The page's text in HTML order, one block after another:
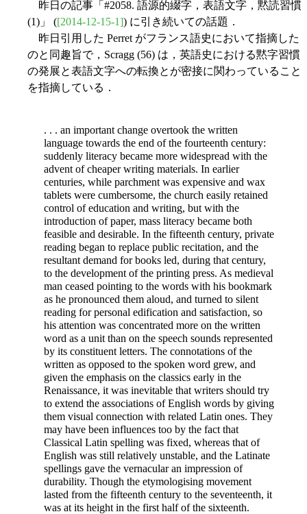
昨日の記事「#2058. 語源的綴字，表語文字，黙読習慣
(1)」 ([2014-12-15-1]) に引き続いての話題．
昨日引用した Perret がフランス語史において指摘した
のと同趣旨で，Scragg (56) は，英語史における黙字習慣
の発展と表語文字への転換とが密接に関わっていること
を指摘している．
. . . an important change overtook the written
language towards the end of the fourteenth century:
suddenly literacy became more widespread with the
advent of cheaper writing materials. In earlier
centuries, while parchment was expensive and wax
tablets were cumbersome, the church easily retained
control of education and writing, but with the
introduction of paper, mass literacy became both
feasible and desirable. In the fifteenth century, private
reading began to replace public recitation, and the
resultant demand for books led, during that century,
to the development of the printing press. As medieval
man ceased pointing to the words with his bookmark
as he pronounced them aloud, and turned to silent
reading for personal edification and satisfaction, so
his attention was concentrated more on the written
word as a unit than on the speech sounds represented
by its constituent letters. The connotations of the
written as opposed to the spoken word grew, and
given the emphasis on the classics early in the
Renaissance, it was inevitable that writers should try
to extend the associations of English words by giving
them visual connection with related Latin ones. They
may have been influences too by the fact that
Classical Latin spelling was fixed, whereas that of
English was still relatively unstable, and the Latinate
spellings gave the vernacular an impression of
durability. Though the etymologising movement
lasted from the fifteenth century to the seventeenth, it
was at its height in the first half of the sixteenth.